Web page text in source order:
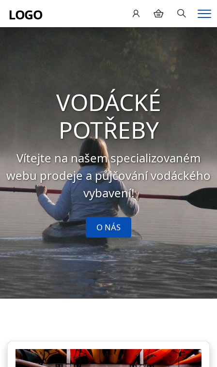
Hledání
VODÁCKÉ
POTŘEBY
Vítejte na našem specializovaném
webu prodeje a půjčování vodáckého
vybavení!
O NÁS